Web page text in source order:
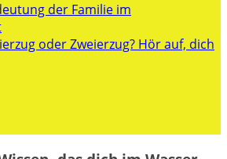
der Familie im
oder Zweierzug? Hör auf, dich